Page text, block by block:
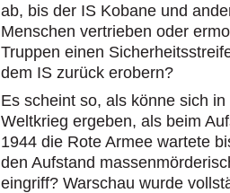
ab, bis der IS Kobane und
Menschen vertrieben oder
Truppen einen
dem IS zurück erobern?
Es scheint so, als könne sich
Weltkrieg ergeben, als beim
1944 die Rote Armee wartete
den Aufstand
eingriff? Warschau wurde